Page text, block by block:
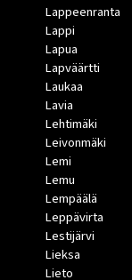
Lappeenranta
Lappi
Lapua
Lapväärtti
Laukaa
Lavia
Lehtimäki
Leivonmäki
Lemi
Lemu
Lempäälä
Leppävirta
Lestijärvi
Lieksa
Lieto